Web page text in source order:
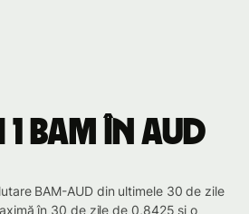
BAM în AUD
BAM-AUD din ultimele 30 de zile
în 30 de zile de 0,8425 și o